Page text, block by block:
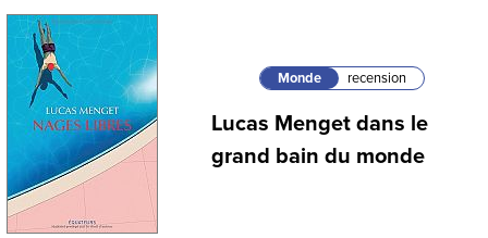
Monde recension
Lucas Menget dans le
grand bain du monde